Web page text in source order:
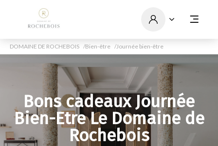
DOMAINE DE ROCHEBOIS Bien-être Journée bien-être
Bons cadeaux Journée
Bien-Etre Le Domaine de
Rochebois